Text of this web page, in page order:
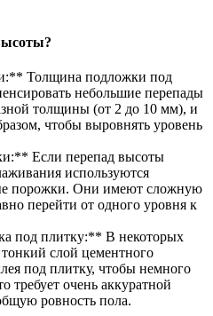
Толщина подложки под
небольшие перепады
толщины (от 2 до 10 мм), и
чтобы выровнять уровень
Если перепад высоты
используются
порожки. Они имеют сложную
перейти от одного уровня к
под плитку:** В некоторых
слой цементного
под плитку, чтобы немного
требует очень аккуратной
ровность пола.